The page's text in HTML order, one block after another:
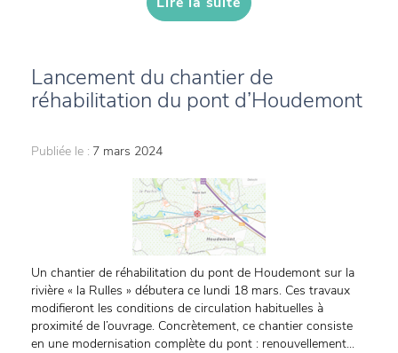
Lancement du chantier de
réhabilitation du pont d’Houdemont
Publiée le : 7 mars 2024
Un chantier de réhabilitation du pont de Houdemont sur la
rivière « la Rulles » débutera ce lundi 18 mars. Ces travaux
modifieront les conditions de circulation habituelles à
proximité de l’ouvrage. Concrètement, ce chantier consiste
en une modernisation complète du pont : renouvellement...